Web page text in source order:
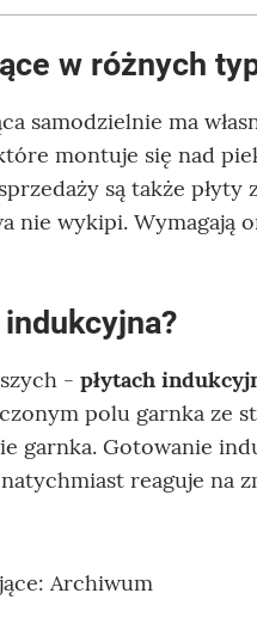
w różnych
samodzielnie ma
montuje się nad
są także
nie wykipi. Wymagają
- płytach
polu garnka ze
garnka. Gotowanie
reaguje na
Archiwum